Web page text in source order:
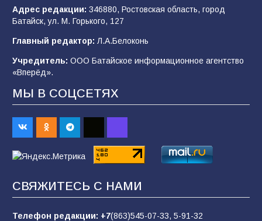
строительные профессии в ходе
спортивного праздника
90
«Слухами Москву не возьмёшь»: почему
заявления Киева о мобилизации — это
отчаяние, а не разведка
83 02.08.2026
Батайчане вышли в финал Всероссийского
конкурса «Большая перемена»
Адрес редакции: 346880, Ростовская область, город
Батайск, ул. М. Горького, 127
Главный редактор: Л.А.Белоконь
Учредитель: ООО Батайское информационное агентство
«Вперёд».
МЫ В СОЦСЕТЯХ
СВЯЖИТЕСЬ С НАМИ
Телефон редакции: +7(863)545-07-33, 5-91-32